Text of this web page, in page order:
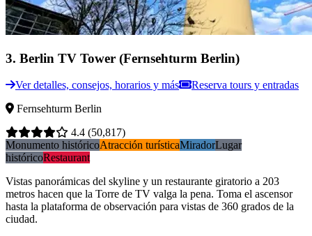
3. Berlin TV Tower (Fernsehturm Berlin)
Ver detalles, consejos, horarios y más
Reserva tours y entradas
Fernsehturm Berlin
4.4 (50,817)
Monumento históricoAtracción turísticaMiradorLugar
históricoRestaurant
Vistas panorámicas del skyline y un restaurante giratorio a 203
metros hacen que la Torre de TV valga la pena. Toma el ascensor
hasta la plataforma de observación para vistas de 360 grados de la
ciudad.